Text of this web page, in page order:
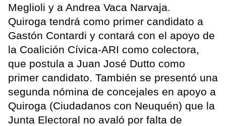
Meglioli y a Andrea Vaca Narvaja.
Quiroga tendrá como primer candidato a
Gastón Contardi y contará con el apoyo de
la Coalición Cívica-ARI como colectora,
que postula a Juan José Dutto como
primer candidato. También se presentó una
segunda nómina de concejales en apoyo a
Quiroga (Ciudadanos con Neuquén) que la
Junta Electoral no avaló por falta de